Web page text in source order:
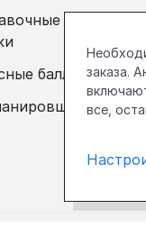
образцы и
баллы
заказа.
все,